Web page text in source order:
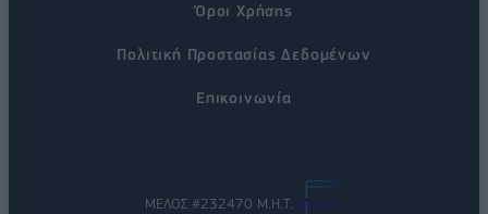
Όροι Χρήσης
Πολιτική Προστασίας Δεδομένων
Επικοινωνία
ΜΕΛΟΣ #232470 Μ.Η.Τ.